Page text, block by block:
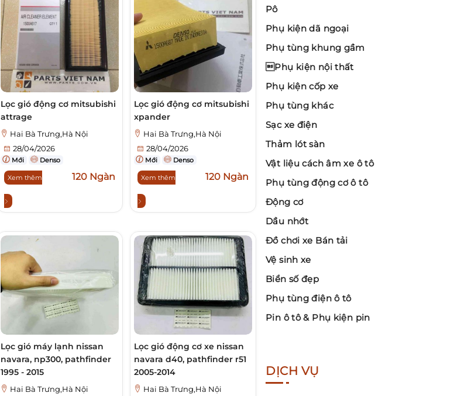
Lọc gió động cơ mitsubishi
attrage
Hai Bà Trưng,Hà Nội
28/04/2026
Mới Denso
Xem thêm 120 Ngàn
Lọc gió động cơ mitsubishi
xpander
Hai Bà Trưng,Hà Nội
28/04/2026
Mới Denso
Xem thêm 120 Ngàn
Lọc gió máy lạnh nissan
navara, np300, pathfinder
1995 - 2015
Hai Bà Trưng,Hà Nội
Lọc gió động cơ xe nissan
navara d40, pathfinder r51
2005-2014
Hai Bà Trưng,Hà Nội
Pô
Phụ kiện dã ngoại
Phụ tùng khung gầm
Phụ kiện nội thất
Phụ kiện cốp xe
Phụ tùng khác
Sạc xe điện
Thảm lót sàn
Vật liệu cách âm xe ô tô
Phụ tùng động cơ ô tô
Động cơ
Dầu nhớt
Đồ chơi xe Bán tải
Vệ sinh xe
Biển số đẹp
Phụ tùng điện ô tô
Pin ô tô & Phụ kiện pin
DỊCH VỤ